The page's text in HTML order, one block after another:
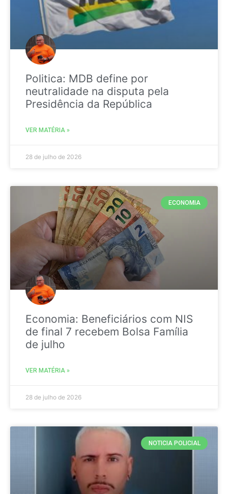
Politica: MDB define por
neutralidade na disputa pela
Presidência da República
VER MATÉRIA »
28 de julho de 2026
ECONOMIA
Economia: Beneficiários com NIS
de final 7 recebem Bolsa Família
de julho
VER MATÉRIA »
28 de julho de 2026
NOTICIA POLICIAL